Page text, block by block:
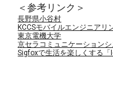
＜参考リンク＞
長野県小谷村
KCCSモバイルエンジニアリ
東京電機大学
京セラコミュニケーション
Sigfoxで生活を楽しくする「